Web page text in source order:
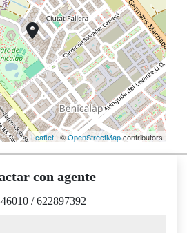
Leaflet | ©OpenStreetMapcontributors
con agente
/622897392